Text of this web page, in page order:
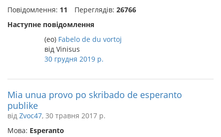
Повідомлення: 11 Переглядів: 26766
Наступне повідомлення
(eo) Fabelo de du vortoj
від Vinisus
30 грудня 2019 р.
Mia unua provo po skribado de esperanto
publike
від Zvoc47, 30 травня 2017 р.
Мова: Esperanto